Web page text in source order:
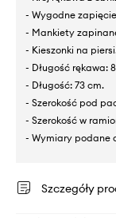
- Wygodne
- Mankiety
- Kieszonki na
- Długość rękawa:
- Długość: 73 cm.
- Szerokość pod
- Szerokość w
- Wymiary podane
Szczegóły